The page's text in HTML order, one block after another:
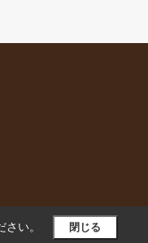
い。 閉じる